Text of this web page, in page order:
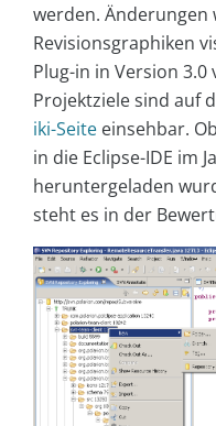
werden. Änderungen
Revisionsgraphiken
Plug-in in Version
Projektziele sind auf
iki-Seite einsehbar.
in die Eclipse-IDE im
heruntergeladen
steht es in der